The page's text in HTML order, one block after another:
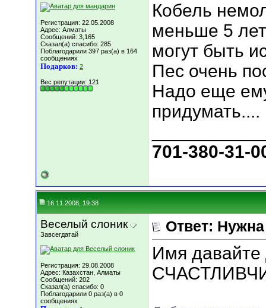
Регистрация: 22.05.2008
Адрес: Алматы
Сообщений: 3,165
Сказал(а) спасибо: 285
Поблагодарили 397 раз(а) в 164
сообщениях
Подарков: 2
Вес репутации: 121
Кобель
меньше 5
могут быть
Пес очень
Надо еще
придумать....
701-380-31-
16.11.2008, 19:38
Веселый слоник
Завсегдатай
Регистрация: 29.08.2008
Адрес: Казахстан, Алматы
Сообщений: 202
Сказал(а) спасибо: 0
Поблагодарили 0 раз(а) в 0
сообщениях
Ответ:
Имя давайте